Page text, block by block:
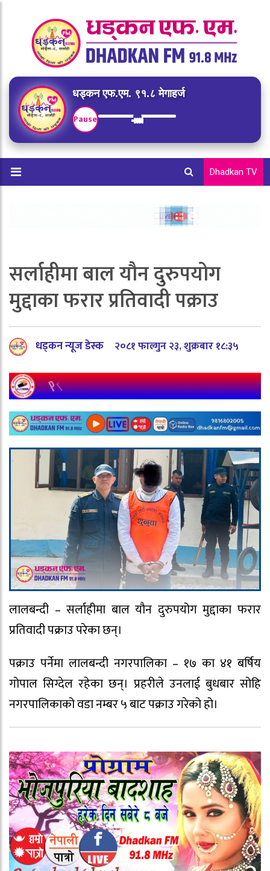
धड्कन एफ.एम. ९१.८ मेगाहर्ज
Pause
Dhadkan TV
सर्लाहीमा बाल यौन दुरुपयोग
मुद्दाका फरार प्रतिवादी पक्राउ
धड्कन न्यूज डेस्क २०८१ फाल्गुन २३, शुक्रबार १८:३५
लालबन्दी – सर्लाहीमा बाल यौन दुरुपयोग मुद्दाका फरार
प्रतिवादी पक्राउ परेका छन्।
पक्राउ पर्नेमा लालबन्दी नगरपालिका – १७ का ४१ बर्षिय
गोपाल सिग्देल रहेका छन्। प्रहरीले उनलाई बुधबार सोहि
नगरपालिकाको वडा नम्बर ५ बाट पक्राउ गरेको हो।